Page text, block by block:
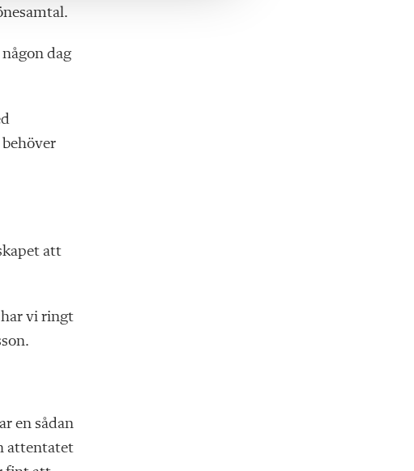
dag
att
har vi ringt
en sådan
attentatet